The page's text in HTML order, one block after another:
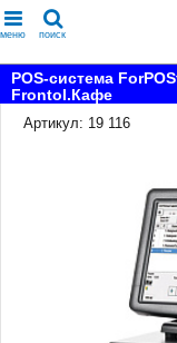
меню поиск
POS-система
Frontol.Кафе
Артикул: 19 116